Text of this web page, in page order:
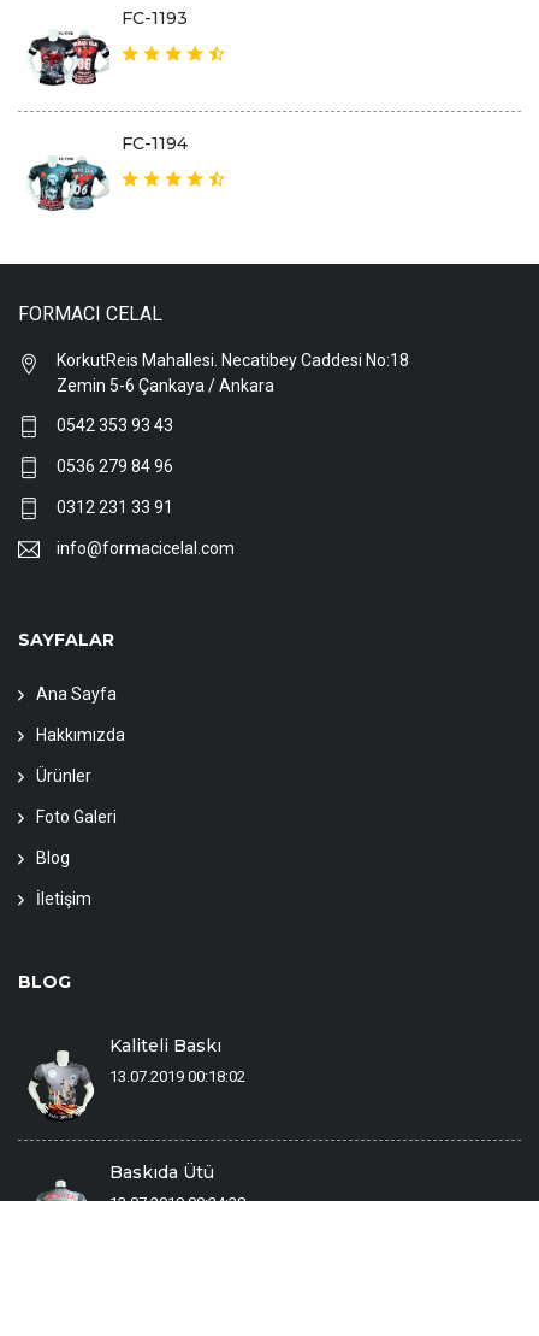
FC-1193
FC-1194
FORMACI CELAL
KorkutReis Mahallesi. Necatibey Caddesi No:18
Zemin 5-6 Çankaya / Ankara
0542 353 93 43
0536 279 84 96
0312 231 33 91
info@formacicelal.com
SAYFALAR
Ana Sayfa
Hakkımızda
Ürünler
Foto Galeri
Blog
İletişim
BLOG
Kaliteli Baskı
13.07.2019 00:18:02
Baskıda Ütü
13.07.2019 00:24:38